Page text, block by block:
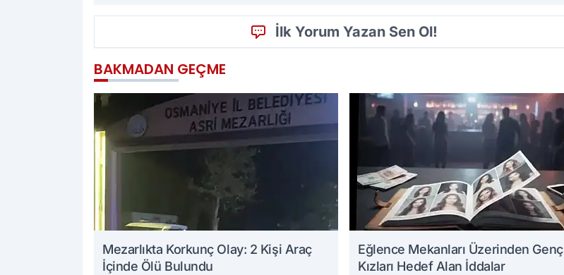
İlk Yorum Yazan Sen Ol!
BAKMADAN GEÇME
Mezarlıkta Korkunç Olay: 2 Kişi Araç
İçinde Ölü Bulundu
Eğlence Mekanları Üzerinden Genç
Kızları Hedef Alan İddalar